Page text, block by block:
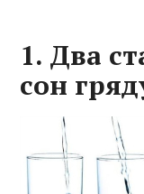
1. Два
сон